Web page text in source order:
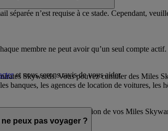
n’est requise à ce stade. Cependant,
membre ne peut avoir qu’un seul compte
et nous serons ravis de vous aider.
Skywards. Vous pouvez cumuler des Miles
banques, les agences de location de voitures, les
calendaire d’expiration de vos Miles
peux pas voyager ?